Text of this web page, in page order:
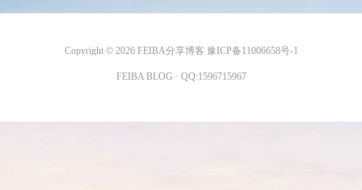
Copyright © 2026 FEIBA分享博客 豫ICP备11006658号-1
FEIBA BLOG · QQ:1596715967